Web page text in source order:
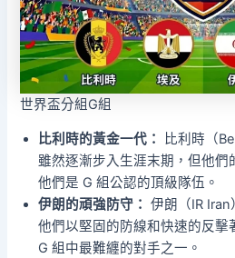
世界盃分組G組
比利時的黃金一代：
比利時（
雖然逐漸步入生涯末期，但他們
他們是 G 組公認的頂級隊伍。
伊朗的頑強防守： 伊朗（IR Iran
他們以堅固的防線和快速的反擊
G 組中最難纏的對手之一。